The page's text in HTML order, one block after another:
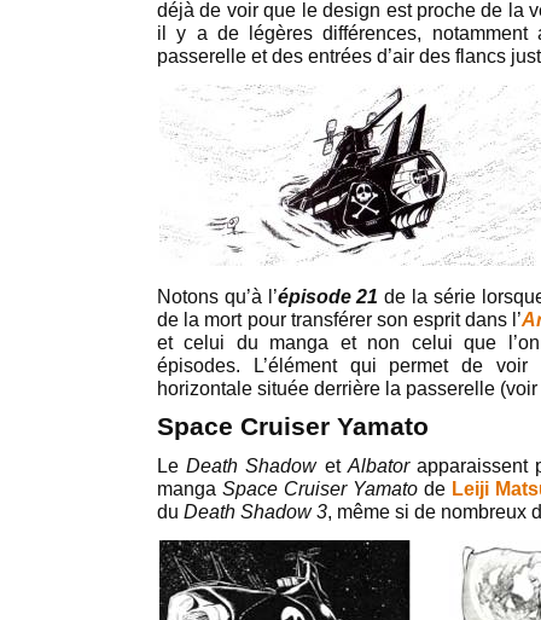
déjà de voir que le design est proche de la
il y a de légères différences, notamment
passerelle et des entrées d’air des flancs
Notons qu’à l’épisode 21 de la série
de la mort pour transférer son esprit dans l’
et celui du manga et non celui que
épisodes. L’élément qui permet de
horizontale située derrière la passerelle (voir
Space Cruiser Yamato
LeDeath Shadowet Albatorapparaissent
manga Space Cruiser Yamato de Leiji
du Death Shadow 3, même si de nombreux